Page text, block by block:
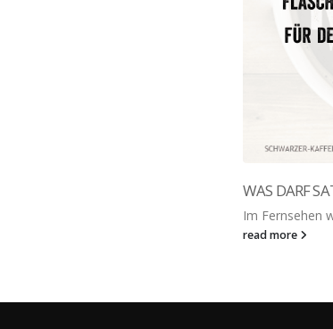
WAS DARF
Im Fernsehen
read more